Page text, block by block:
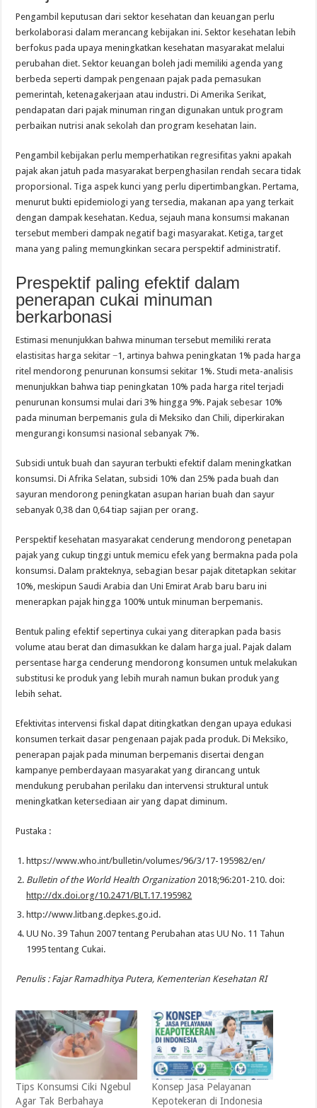
Pengambil keputusan dari sektor kesehatan dan keuangan perlu
berkolaborasi dalam merancang kebijakan ini. Sektor kesehatan lebih
berfokus pada upaya meningkatkan kesehatan masyarakat melalui
perubahan diet. Sektor keuangan boleh jadi memiliki agenda yang
berbeda seperti dampak pengenaan pajak pada pemasukan
pemerintah, ketenagakerjaan atau industri. Di Amerika Serikat,
pendapatan dari pajak minuman ringan digunakan untuk program
perbaikan nutrisi anak sekolah dan program kesehatan lain.
Pengambil kebijakan perlu memperhatikan regresifitas yakni apakah
pajak akan jatuh pada masyarakat berpenghasilan rendah secara tidak
proporsional. Tiga aspek kunci yang perlu dipertimbangkan. Pertama,
menurut bukti epidemiologi yang tersedia, makanan apa yang terkait
dengan dampak kesehatan. Kedua, sejauh mana konsumsi makanan
tersebut memberi dampak negatif bagi masyarakat. Ketiga, target
mana yang paling memungkinkan secara perspektif administratif.
Prespektif paling efektif dalam
penerapan cukai minuman
berkarbonasi
Estimasi menunjukkan bahwa minuman tersebut memiliki rerata
elastisitas harga sekitar −1, artinya bahwa peningkatan 1% pada harga
ritel mendorong penurunan konsumsi sekitar 1%. Studi meta-analisis
menunjukkan bahwa tiap peningkatan 10% pada harga ritel terjadi
penurunan konsumsi mulai dari 3% hingga 9%. Pajak sebesar 10%
pada minuman berpemanis gula di Meksiko dan Chili, diperkirakan
mengurangi konsumsi nasional sebanyak 7%.
Subsidi untuk buah dan sayuran terbukti efektif dalam meningkatkan
konsumsi. Di Afrika Selatan, subsidi 10% dan 25% pada buah dan
sayuran mendorong peningkatan asupan harian buah dan sayur
sebanyak 0,38 dan 0,64 tiap sajian per orang.
Perspektif kesehatan masyarakat cenderung mendorong penetapan
pajak yang cukup tinggi untuk memicu efek yang bermakna pada pola
konsumsi. Dalam prakteknya, sebagian besar pajak ditetapkan sekitar
10%, meskipun Saudi Arabia dan Uni Emirat Arab baru baru ini
menerapkan pajak hingga 100% untuk minuman berpemanis.
Bentuk paling efektif sepertinya cukai yang diterapkan pada basis
volume atau berat dan dimasukkan ke dalam harga jual. Pajak dalam
persentase harga cenderung mendorong konsumen untuk melakukan
substitusi ke produk yang lebih murah namun bukan produk yang
lebih sehat.
Efektivitas intervensi fiskal dapat ditingkatkan dengan upaya edukasi
konsumen terkait dasar pengenaan pajak pada produk. Di Meksiko,
penerapan pajak pada minuman berpemanis disertai dengan
kampanye pemberdayaan masyarakat yang dirancang untuk
mendukung perubahan perilaku dan intervensi struktural untuk
meningkatkan ketersediaan air yang dapat diminum.
Pustaka :
https://www.who.int/bulletin/volumes/96/3/17-195982/en/
Bulletin of the World Health Organization 2018;96:201-210. doi:
http://dx.doi.org/10.2471/BLT.17.195982
http://www.litbang.depkes.go.id.
UU No. 39 Tahun 2007 tentang Perubahan atas UU No. 11 Tahun
1995 tentang Cukai.
Penulis : Fajar Ramadhitya Putera, Kementerian Kesehatan RI
Tips Konsumsi Ciki Ngebul
Agar Tak Berbahaya
Konsep Jasa Pelayanan
Kepotekeran di Indonesia